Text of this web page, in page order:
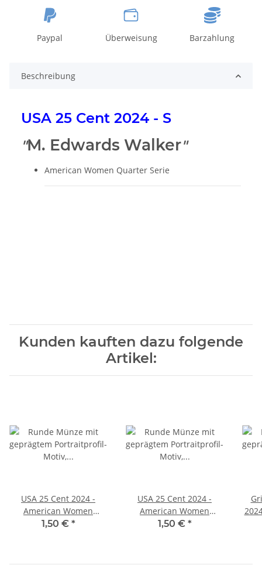
Paypal Überweisung Barzahlung
Beschreibung
USA 25 Cent 2024 - S
"M. Edwards Walker"
American Women Quarter Serie
Kunden kauften dazu folgende
Artikel:
USA 25 Cent 2024 -
American Women
Quarter #8 - M. Edwards
1,50 € *
USA 25 Cent 2024 -
American Women
Quarter #8 - M. Edwards
1,50 € *